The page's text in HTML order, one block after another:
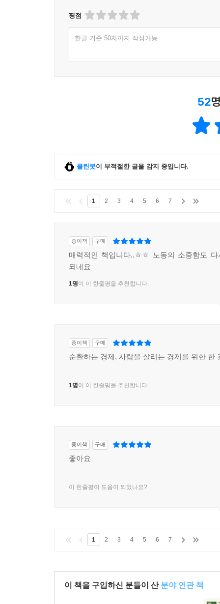
평점
한글 기준 50자까지 작성가능
52
클린봇이 부적절한 글을 감지 중입니다.
1 2 3 4 5 6 7
종이책 구매
매력적인 책입니다..ㅎㅎ 노동의 소중함도
되네요
1명이 이 한줄평을 추천합니다.
종이책 구매
순환하는 경제, 사람을 살리는 경제를 위한 한
1명이 이 한줄평을 추천합니다.
종이책 구매
좋아요
이 한줄평이 도움이 되었나요?
1 2 3 4 5 6 7
이 책을 구입하신 분들이 산 분야 연관 책